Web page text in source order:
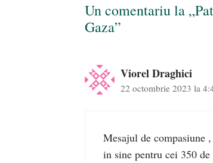
Un comentariu la
Gaza”
Viorel Draghici
22 octombrie 2023 la
Mesajul de compasiune
in sine pentru cei 350